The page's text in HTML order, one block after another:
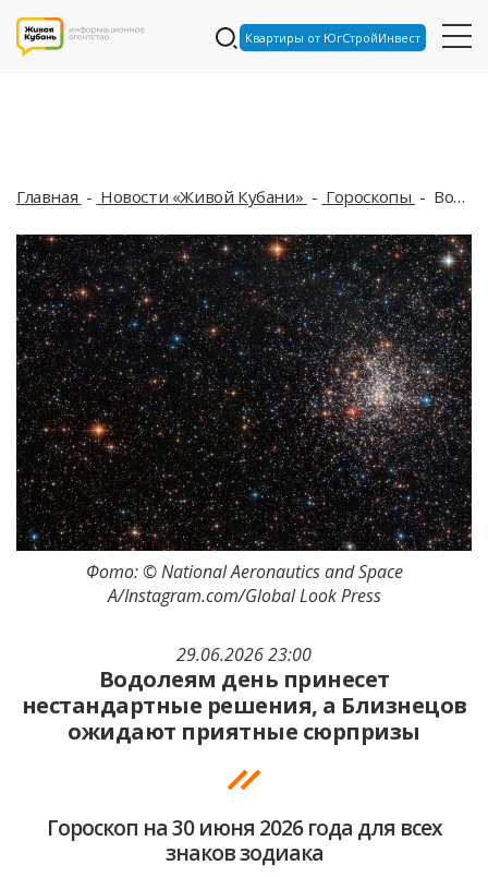
Квартиры от ЮгСтройИнвест
Главная Новости «Живой Кубани» Гороскопы Водолеям день принесет нестандартные решения, а Близнецов ожидают приятные сюрпризы
29.06.2026 23:00
Водолеям день принесет
нестандартные решения, а Близнецов
ожидают приятные сюрпризы
Гороскоп на 30 июня 2026 года для всех
знаков зодиака
Фото: © National Aeronautics and Space
A/Instagram.com/Global Look Press